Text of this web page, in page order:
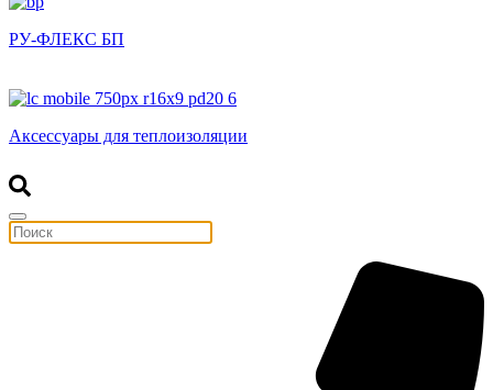
РУ-ФЛЕКС БП
Аксессуары для теплоизоляции